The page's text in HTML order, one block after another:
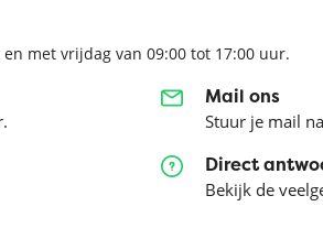
met vrijdag van 09:00 tot 17:00 uur.
Mail ons
Stuur je mail
Direct
Bekijk de